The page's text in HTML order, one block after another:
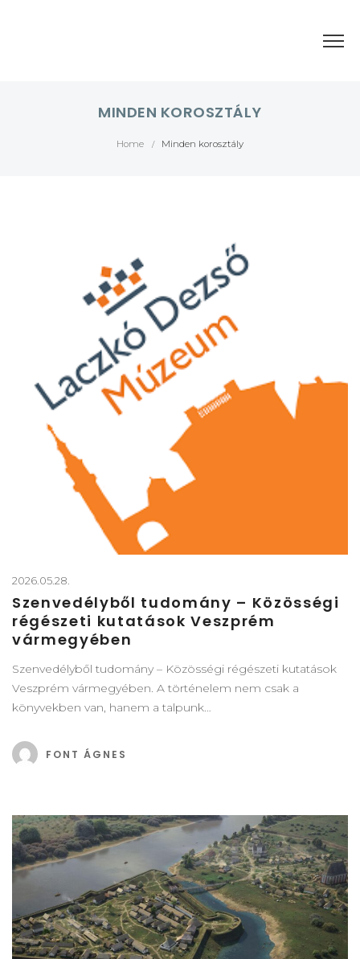
MINDEN KOROSZTÁLY
Home / Minden korosztály
2026.05.28.
Szenvedélyből tudomány – Közösségi
régészeti kutatások Veszprém
vármegyében
Szenvedélyből tudomány – Közösségi régészeti kutatások
Veszprém vármegyében. A történelem nem csak a
könyvekben van, hanem a talpunk…
FONT ÁGNES